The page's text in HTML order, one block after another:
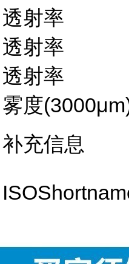
透射率
透射率
透射率
雾度
补充信息